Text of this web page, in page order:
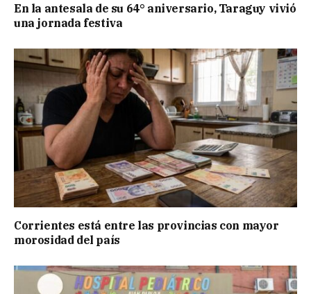
En la antesala de su 64° aniversario, Taraguy vivió
una jornada festiva
Corrientes está entre las provincias con mayor
morosidad del país